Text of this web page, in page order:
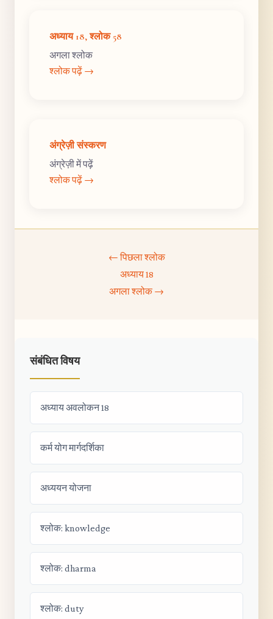
अध्याय 18, श्लोक 58
अगला श्लोक
श्लोक पढ़ें →
अंग्रेज़ी संस्करण
अंग्रेज़ी में पढ़ें
श्लोक पढ़ें →
← पिछला श्लोक
अध्याय 18
अगला श्लोक →
संबंधित विषय
अध्याय अवलोकन 18
कर्म योग मार्गदर्शिका
अध्ययन योजना
श्लोक: knowledge
श्लोक: dharma
श्लोक: duty